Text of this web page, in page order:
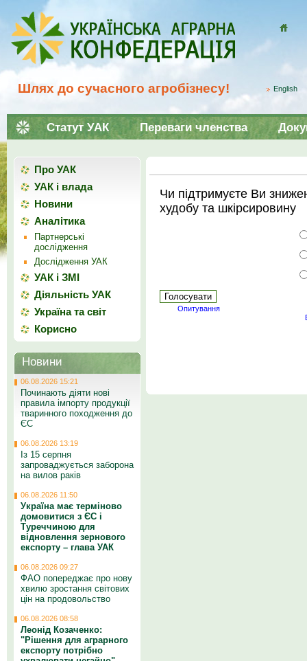
Шлях до сучасного агробізнесу! English
Статут УАК Переваги членства
Чи підтримуєте Ви
худобу та шкірсировину
Опитування
Про УАК
УАК і влада
Новини
Аналітика
Партнерські
дослідження
Дослідження УАК
УАК і ЗМІ
Діяльність УАК
Україна та світ
Корисно
Новини
06.08.2026 15:21
Починають діяти нові
правила імпорту продукції
тваринного походження до
ЄС
06.08.2026 13:19
Із 15 серпня
запроваджується заборона
на вилов раків
06.08.2026 11:50
Україна має терміново
домовитися з ЄС і
Туреччиною для
відновлення зернового
експорту – глава УАК
06.08.2026 09:27
ФАО попереджає про нову
хвилю зростання світових
цін на продовольство
06.08.2026 08:58
Леонід Козаченко:
"Рішення для аграрного
експорту потрібно